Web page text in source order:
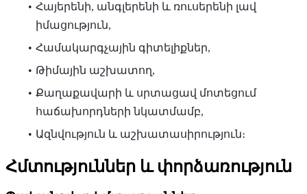
Հայերենի, անգլերենի և ռուսերենի լավ
իմացություն,
Համակարգչային գիտելիքներ,
Թիմային աշխատող,
Քաղաքավարի և սրտացավ մոտեցում
հաճախորդների նկատմամբ,
Ազնվություն և աշխատասիրություն։
Հմտություններ և փորձառություն